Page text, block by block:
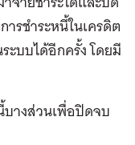
รชำระหนี้ในเครดิต
ะบบได้อีกครั้ง โดยมี
างส่วนเพื่อปิดจบ